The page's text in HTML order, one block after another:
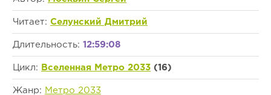
Читает: Селунский Дмитрий
Длительность: 12:59:08
Цикл: Вселенная Метро 2033 (16)
Жанр: Метро 2033